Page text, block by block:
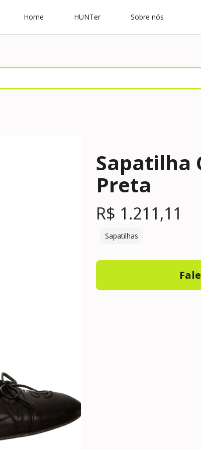
Home HUNTer Sobre nós
Sapatilha
Preta
R$ 1.211,11
Sapatilhas